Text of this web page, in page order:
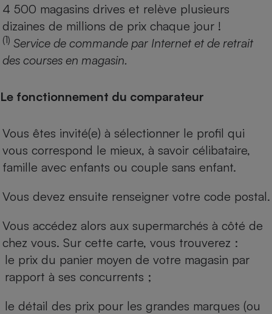
4 500 magasins drives et relève plusieurs
dizaines de millions de prix chaque jour !
(1) Service de commande par Internet et de retrait
des courses en magasin.
Le fonctionnement du comparateur
Vous êtes invité(e) à sélectionner le profil qui
vous correspond le mieux, à savoir célibataire,
famille avec enfants ou couple sans enfant.
Vous devez ensuite renseigner votre code postal.
Vous accédez alors aux supermarchés à côté de
chez vous. Sur cette carte, vous trouverez :
le prix du panier moyen de votre magasin par
rapport à ses concurrents ;
le détail des prix pour les grandes marques (ou